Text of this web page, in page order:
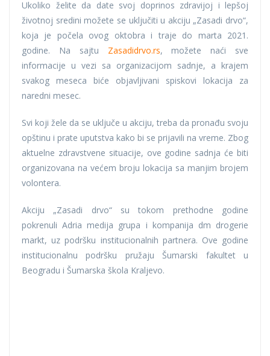
Ukoliko želite da date svoj doprinos zdravijoj i lepšoj
životnoj sredini možete se uključiti u akciju „Zasadi drvo“,
koja je počela ovog oktobra i traje do marta 2021.
godine. Na sajtu Zasadidrvo.rs, možete naći sve
informacije u vezi sa organizacijom sadnje, a krajem
svakog meseca biće objavljivani spiskovi lokacija za
naredni mesec.
Svi koji žele da se uključe u akciju, treba da pronađu svoju
opštinu i prate uputstva kako bi se prijavili na vreme. Zbog
aktuelne zdravstvene situacije, ove godine sadnja će biti
organizovana na većem broju lokacija sa manjim brojem
volontera.
Akciju „Zasadi drvo“ su tokom prethodne godine
pokrenuli Adria medija grupa i kompanija dm drogerie
markt, uz podršku institucionalnih partnera. Ove godine
institucionalnu podršku pružaju Šumarski fakultet u
Beogradu i Šumarska škola Kraljevo.